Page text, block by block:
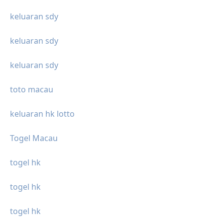
keluaran sdy
keluaran sdy
keluaran sdy
toto macau
keluaran hk lotto
Togel Macau
togel hk
togel hk
togel hk